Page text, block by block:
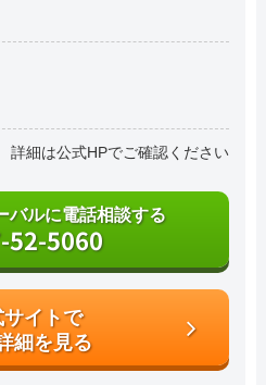
詳細は公式HPでご確認ください
バルに電話相談する
52-5060
サイトで
細を見る